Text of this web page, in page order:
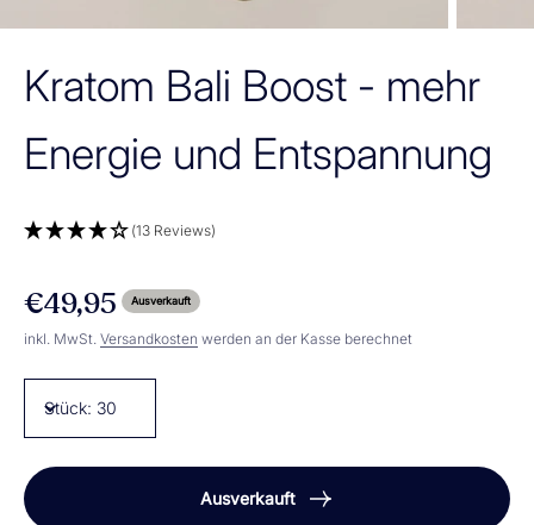
Kratom Bali Boost - mehr
Energie und Entspannung
(13 Reviews)
Angebot
€49,95 Ausverkauft
inkl. MwSt. Versandkosten werden an der Kasse berechnet
Stück: 30
Ausverkauft